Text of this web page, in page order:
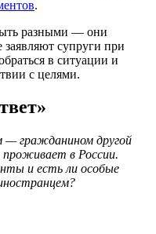
.
разными — они
заявляют супруги при
в ситуации и
с целями.
— гражданином другой
в России.
и есть ли особые